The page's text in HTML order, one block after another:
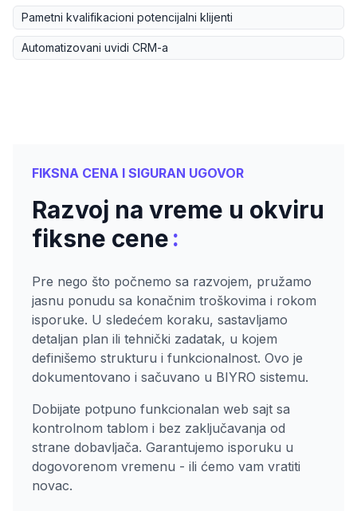
Pametni kvalifikacioni potencijalni klijenti
Automatizovani uvidi CRM-a
FIKSNA CENA I SIGURAN UGOVOR
Razvoj na vreme u okviru
fiksne cene:
Pre nego što počnemo sa razvojem, pružamo
jasnu ponudu sa konačnim troškovima i rokom
isporuke. U sledećem koraku, sastavljamo
detaljan plan ili tehnički zadatak, u kojem
definišemo strukturu i funkcionalnost. Ovo je
dokumentovano i sačuvano u BIYRO sistemu.
Dobijate potpuno funkcionalan web sajt sa
kontrolnom tablom i bez zaključavanja od
strane dobavljača. Garantujemo isporuku u
dogovorenom vremenu - ili ćemo vam vratiti
novac.